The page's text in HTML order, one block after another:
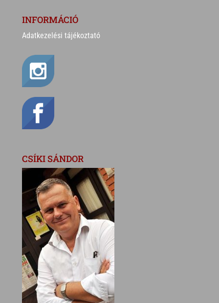
INFORMÁCIÓ
Adatkezelési tájékoztató
CSÍKI SÁNDOR